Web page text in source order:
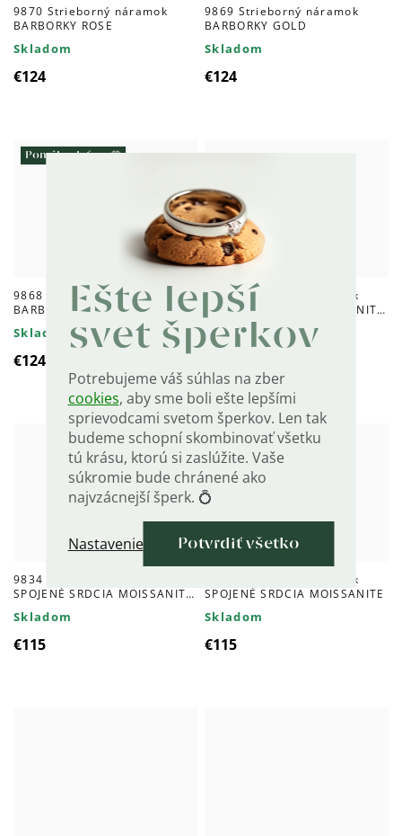
Ešte lepší
svet šperkov
Potrebujeme váš súhlas na zber
cookies, aby sme boli ešte lepšími
sprievodcami svetom šperkov. Len tak
budeme schopní skombinovať všetku
tú krásu, ktorú si zaslúžite. Vaše
súkromie bude chránené ako
najvzácnejší šperk. 💍
Nastavenie Potvrdiť všetko
9870 Strieborný náramok
BARBORKY ROSE
Skladom
€124
9869 Strieborný náramok
BARBORKY GOLD
Skladom
€124
Pomáha deťom 💚
9868 Strieborný náramok
BARBORKY
Skladom
€124
9835 Strieborný náramok
SPOJENÉ SRDCIA MOISSANITE
ROSE
Skladom
9834 Strieborný náramok
SPOJENÉ SRDCIA MOISSANITE
Skladom
€115
9833 Strieborný náramok
SPOJENÉ SRDCIA MOISSANITE
Skladom
€115